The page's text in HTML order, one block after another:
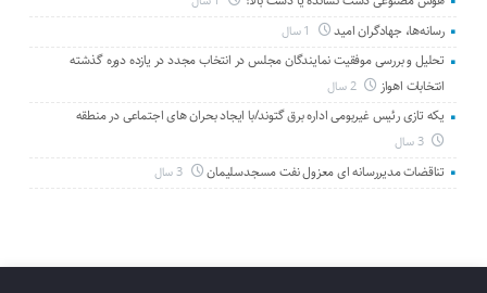
رسانه‌ها، جهادگران امید
تحلیل و بررسی موفقیت نمایندگان مجلس در انتخاب مجدد در یازده دوره گذشته
انتخابات اهواز
2 سال
یکه تازی رئیس غیربومی اداره برق گتوند/با ایجاد بحران های اجتماعی در منطقه
3 سال
تناقضات مدیررسانه ای معزول نفت مسجدسلیمان 3 سال